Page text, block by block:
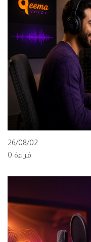
26/08/02
قراءة 0